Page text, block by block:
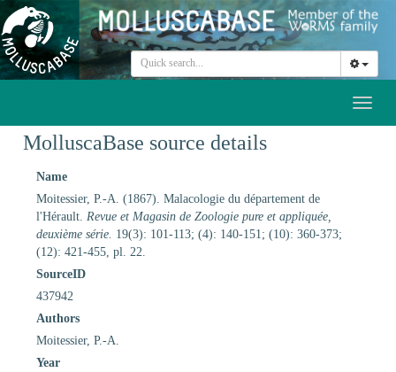
MolluscaBase source details
Name
Moitessier, P.-A. (1867). Malacologie du département de
l'Hérault. Revue et Magasin de Zoologie pure et appliquée,
deuxième série. 19(3): 101-113; (4): 140-151; (10): 360-373;
(12): 421-455, pl. 22.
SourceID
437942
Authors
Moitessier, P.-A.
Year